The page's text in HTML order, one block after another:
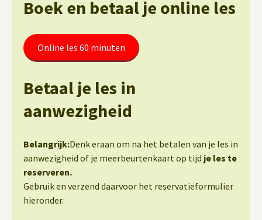
Boek en betaal je online les
Online les 60 minuten
Betaal je les in
aanwezigheid
Belangrijk:Denk eraan om na het betalen van je les in
aanwezigheid of je meerbeurtenkaart op tijd je les te
reserveren.
Gebruik en verzend daarvoor het reservatieformulier
hieronder.